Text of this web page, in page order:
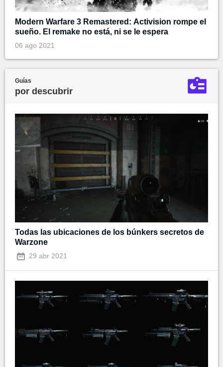
Modern Warfare 3 Remastered: Activision rompe el
sueño. El remake no está, ni se le espera
06 ago 2021
Guías
por descubrir
Todas las ubicaciones de los búnkers secretos de
Warzone
29 abr 2021